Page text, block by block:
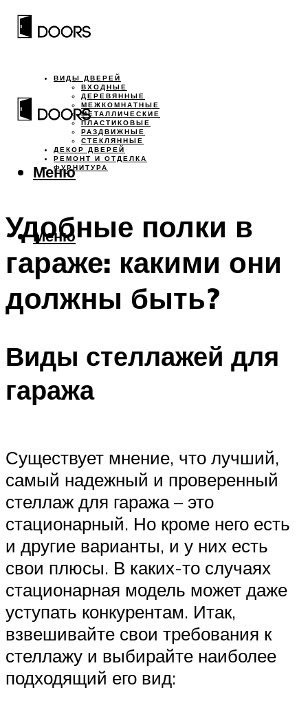
ВИДЫ ДВЕРЕЙ
ВХОДНЫЕ
ДЕРЕВЯННЫЕ
МЕЖКОМНАТНЫЕ
МЕТАЛЛИЧЕСКИЕ
ПЛАСТИКОВЫЕ
РАЗДВИЖНЫЕ
СТЕКЛЯННЫЕ
ДЕКОР ДВЕРЕЙ
РЕМОНТ И ОТДЕЛКА
ФУРНИТУРА
Меню
Меню
Удобные полки в
гараже: какими они
должны быть?
Виды стеллажей для
гаража
Существует мнение, что лучший,
самый надежный и проверенный
стеллаж для гаража – это
стационарный. Но кроме него есть
и другие варианты, и у них есть
свои плюсы. В каких-то случаях
стационарная модель может даже
уступать конкурентам. Итак,
взвешивайте свои требования к
стеллажу и выбирайте наиболее
подходящий его вид: